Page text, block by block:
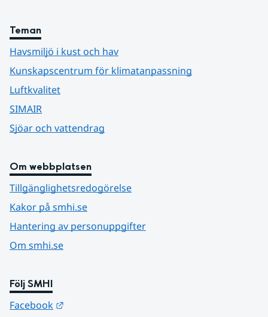
Teman
Havsmiljö i kust och hav
Kunskapscentrum för klimatanpassning
Luftkvalitet
SIMAIR
Sjöar och vattendrag
Om webbplatsen
Tillgänglighetsredogörelse
Kakor på smhi.se
Hantering av personuppgifter
Om smhi.se
Följ SMHI
Facebook